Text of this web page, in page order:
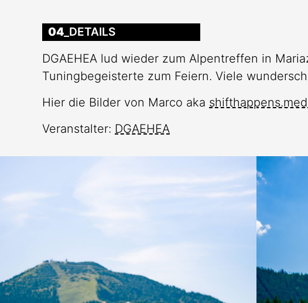
04 _DETAILS
DGAEHEA lud wieder zum Alpentreffen in
Tuningbegeisterte zum Feiern. Viele
Hier die Bilder von Marco aka
Veranstalter: DGAEHEA